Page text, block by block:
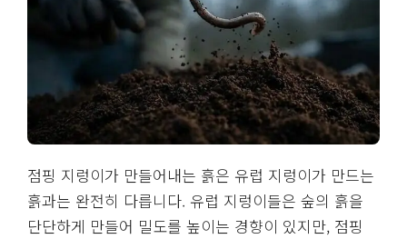
점핑 지렁이가 만들어내는 흙은 유럽 지렁이가 만드는
흙과는 완전히 다릅니다. 유럽 지렁이들은 숲의 흙을
단단하게 만들어 밀도를 높이는 경향이 있지만, 점핑